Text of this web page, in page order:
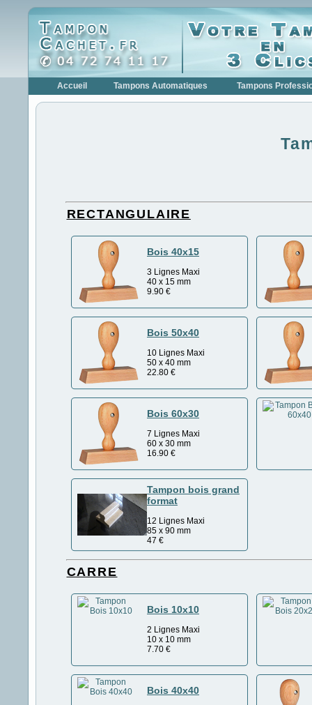
Accueil Tampons Automatiques Tampons
RECTANGULAIRE
Bois 40x15
3 Lignes Maxi
40 x 15 mm
9.90 €
Bois 50x40
10 Lignes Maxi
50 x 40 mm
22.80 €
Bois 60x30
7 Lignes Maxi
60 x 30 mm
16.90 €
Tampon bois grand
format
12 Lignes Maxi
85 x 90 mm
47 €
CARRE
Bois 10x10
2 Lignes Maxi
10 x 10 mm
7.70 €
Bois 40x40